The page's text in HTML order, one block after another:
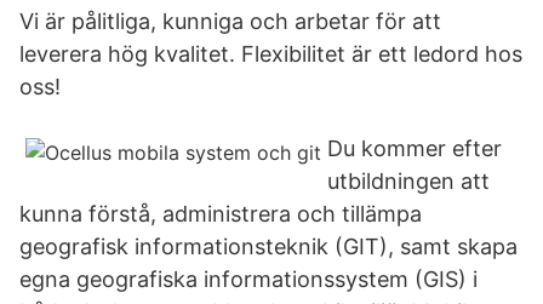
Vi är pålitliga, kunniga och arbetar för att
leverera hög kvalitet. Flexibilitet är ett ledord hos
oss!
Du kommer efter
utbildningen att
kunna förstå, administrera och tillämpa
geografisk informationsteknik (GIT), samt skapa
egna geografiska informationssystem (GIS) i